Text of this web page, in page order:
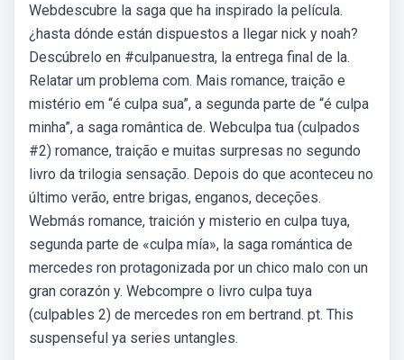
Webdescubre la saga que ha inspirado la película.
¿hasta dónde están dispuestos a llegar nick y noah?
Descúbrelo en #culpanuestra, la entrega final de la.
Relatar um problema com. Mais romance, traição e
mistério em “é culpa sua”, a segunda parte de “é culpa
minha”, a saga romântica de. Webculpa tua (culpados
#2) romance, traição e muitas surpresas no segundo
livro da trilogia sensação. Depois do que aconteceu no
último verão, entre brigas, enganos, deceções.
Webmás romance, traición y misterio en culpa tuya,
segunda parte de «culpa mía», la saga romántica de
mercedes ron protagonizada por un chico malo con un
gran corazón y. Webcompre o livro culpa tuya
(culpables 2) de mercedes ron em bertrand. pt. This
suspenseful ya series untangles.